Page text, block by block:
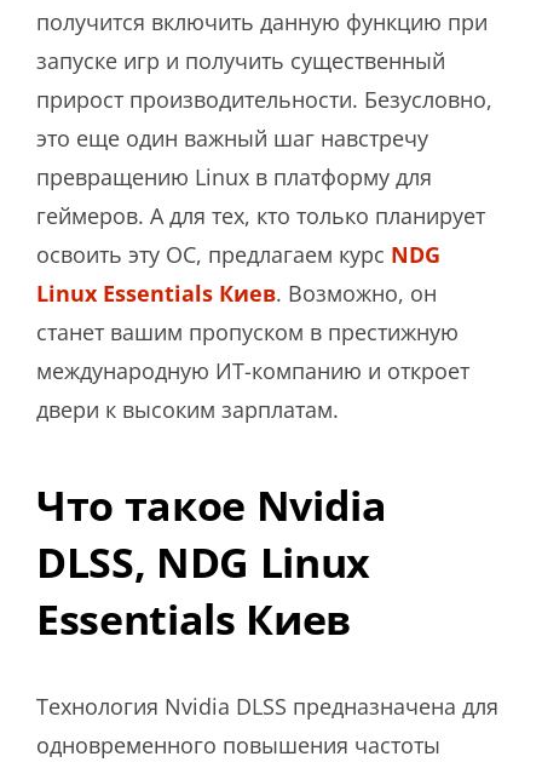
получится включить данную функцию при
запуске игр и получить существенный
прирост производительности. Безусловно,
это еще один важный шаг навстречу
превращению Linux в платформу для
геймеров. А для тех, кто только планирует
освоить эту ОС, предлагаем курс NDG
Linux Essentials Киев. Возможно, он
станет вашим пропуском в престижную
международную ИТ-компанию и откроет
двери к высоким зарплатам.
Что такое Nvidia
DLSS, NDG Linux
Essentials Киев
Технология Nvidia DLSS предназначена для
одновременного повышения частоты